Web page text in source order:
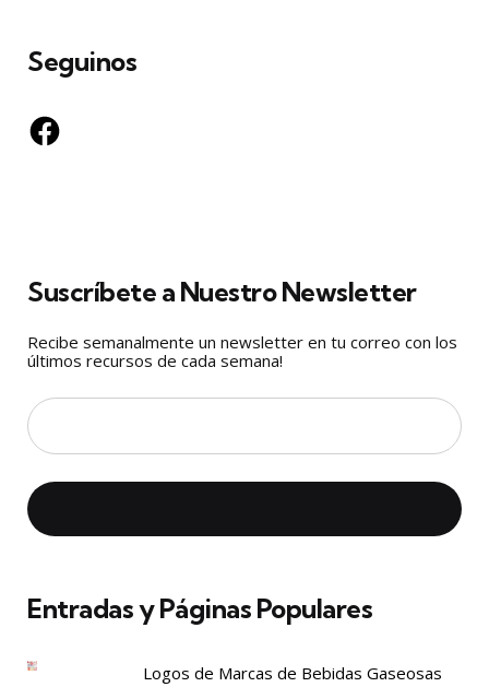
Seguinos
Facebook
Suscríbete a Nuestro Newsletter
Recibe semanalmente un newsletter en tu correo con los
últimos recursos de cada semana!
Entradas y Páginas Populares
Logos de Marcas de Bebidas Gaseosas